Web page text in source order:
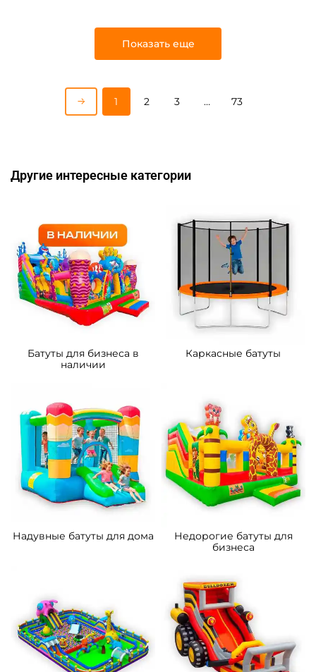
Показать еще
1 2 3 … 73
Другие интересные категории
Батуты для бизнеса в
наличии
Каркасные батуты
Надувные батуты для дома
Недорогие батуты для
бизнеса